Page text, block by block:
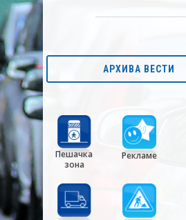
АРХИВА ВЕСТИ
Пешачка
зона
Рекламе